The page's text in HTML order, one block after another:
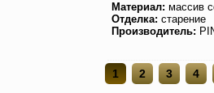
Материал: массив
Отделка: старение
Производитель:
1 2 3 4